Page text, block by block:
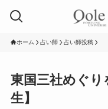
ホーム 占い師 占い師投稿
東国三社めぐ
生】